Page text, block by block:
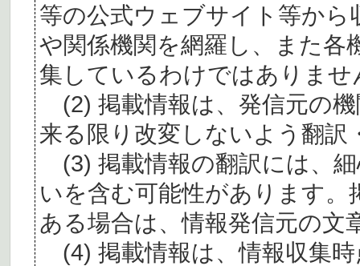
等の公式ウェブサイト等か
や関係機関を網羅し、また各
集しているわけではありませ
(2) 掲載情報は、発信元の
来る限り改変しないよう翻訳
(3) 掲載情報の翻訳には、
いを含む可能性があります。
ある場合は、情報発信元の文
(4) 掲載情報は、情報収集